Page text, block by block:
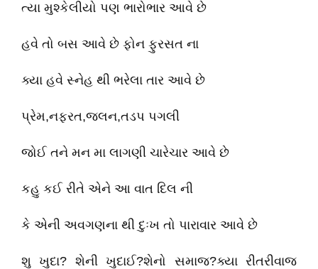
ત્યા મુશ્કેલીયો પણ ભારોભાર આવે છે
હવે તો બસ આવે છે ફોન ફુરસત ના
ક્યા હવે સ્નેહ થી ભરેલા તાર આવે છે
પ્રેમ,નફરત,જલન,તડપ પગલી
જોઈ તને મન મા લાગણી ચારેચાર આવે છે
કહુ કઈ રીતે એને આ વાત દિલ ની
કે એની અવગણના થી દુઃખ તો પારાવાર આવે છે
શુ ખુદા? શેની ખુદાઈ?શેનો સમાજ?ક્યા રીતરીવાજ